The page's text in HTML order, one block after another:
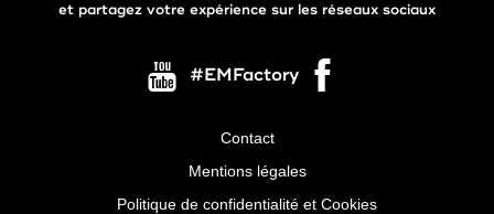
et partagez votre expérience sur les réseaux sociaux
#EMFactory
Contact
Mentions légales
Politique de confidentialité et Cookies